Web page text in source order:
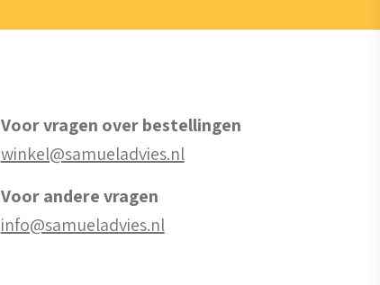
Voor vragen over bestellingen
winkel@samueladvies.nl
Voor andere vragen
info@samueladvies.nl